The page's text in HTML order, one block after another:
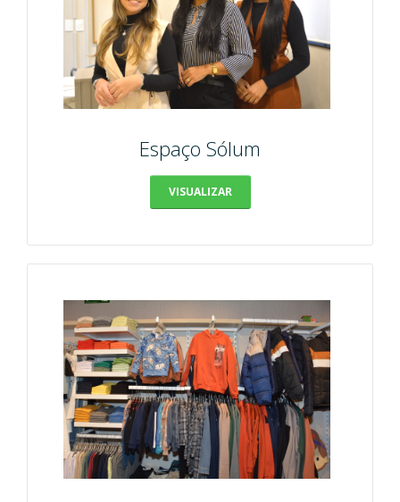
Espaço Sólum
VISUALIZAR